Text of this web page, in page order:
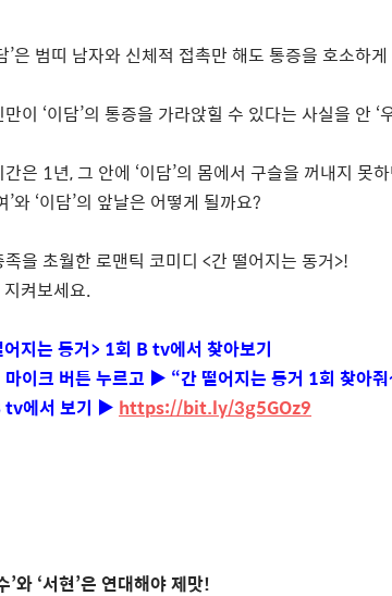
’은 범띠 남자와 신체적 접촉만 해도 통증을 호소하
이 ‘이담’의 통증을 가라앉힐 수 있다는 사실을 안 ‘
은 1년,그 안에 ‘이담’의 몸에서 구슬을 꺼내지 못
’와 ‘이담’의 앞날은 어떻게 될까요?
을 초월한 로맨틱 코미디 <간 떨어지는 동거>!
켜보세요.
지는 동거> 1회 B tv에서 찾아보기
이크 버튼 누르고 ▶ “간 떨어지는 동거 1회 찾아줘
tv에서 보기 ▶ https://bit.ly/3g5GOz9
’와 ‘서현’은 연대해야 제맛!